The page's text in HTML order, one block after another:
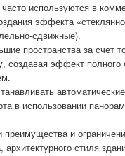
используются в
эффекта
сдвижные).
пространства за счет
создавая эффект полного
в использовании
и
стиля